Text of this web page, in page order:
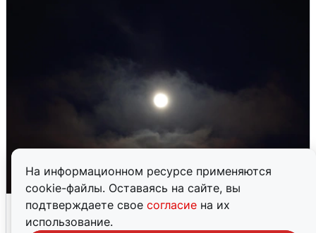
На информационном ресурсе применяются
cookie-файлы. Оставаясь на сайте, вы
подтверждаете свое согласие на их
использование.
Взрывы в Воронеже после сигнала
тревоги